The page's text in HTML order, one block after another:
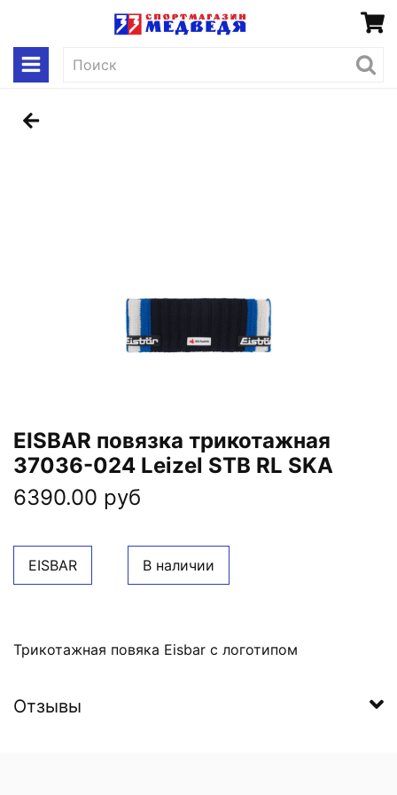
EISBAR повязка трикотажная
37036-024 Leizel STB RL SKA
6390.00 руб
EISBAR В наличии
Трикотажная повяка Eisbar с логотипом
Отзывы